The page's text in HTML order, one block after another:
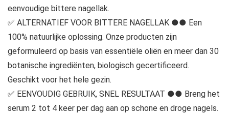
eenvoudige bittere nagellak.
✅ ALTERNATIEF VOOR BITTERE NAGELLAK ●● Een
100% natuurlijke oplossing. Onze producten zijn
geformuleerd op basis van essentiële oliën en meer dan 30
botanische ingrediënten, biologisch gecertificeerd.
Geschikt voor het hele gezin.
✅ EENVOUDIG GEBRUIK, SNEL RESULTAAT ●● Breng het
serum 2 tot 4 keer per dag aan op schone en droge nagels.